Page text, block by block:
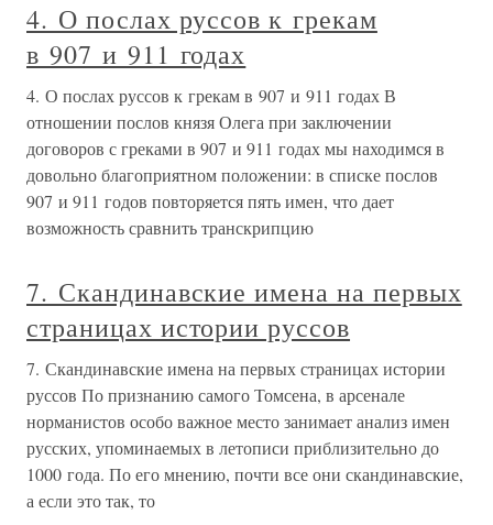
4. О послах руссов к грекам
в 907 и 911 годах
4. О послах руссов к грекам в 907 и 911 годах В
отношении послов князя Олега при заключении
договоров с греками в 907 и 911 годах мы находимся в
довольно благоприятном положении: в списке послов
907 и 911 годов повторяется пять имен, что дает
возможность сравнить транскрипцию
7. Скандинавские имена на первых
страницах истории руссов
7. Скандинавские имена на первых страницах истории
руссов По признанию самого Томсена, в арсенале
норманистов особо важное место занимает анализ имен
русских, упоминаемых в летописи приблизительно до
1000 года. По его мнению, почти все они скандинавские,
а если это так, то